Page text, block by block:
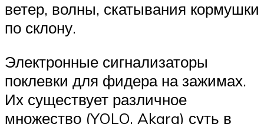
ветер, волны, скатывания кормушки
по склону.
Электронные сигнализаторы
поклевки для фидера на зажимах.
Их существует различное
множество (YOLO, Akara) суть в